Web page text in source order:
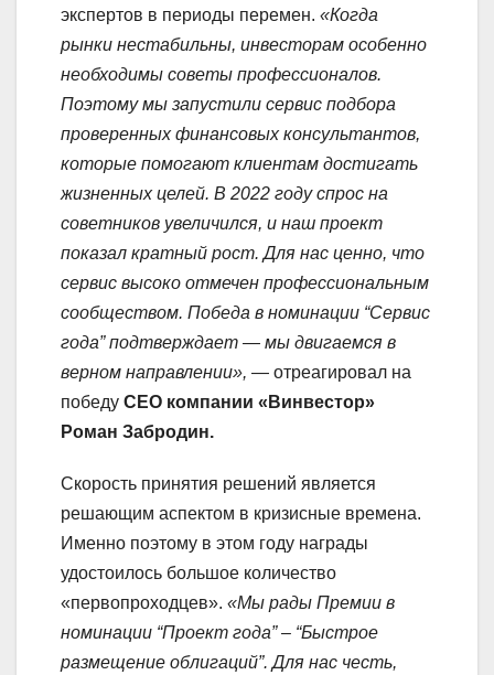
экспертов в периоды перемен. «Когда
рынки нестабильны, инвесторам особенно
необходимы советы профессионалов.
Поэтому мы запустили сервис подбора
проверенных финансовых консультантов,
которые помогают клиентам достигать
жизненных целей. В 2022 году спрос на
советников увеличился, и наш проект
показал кратный рост. Для нас ценно, что
сервис высоко отмечен профессиональным
сообществом. Победа в номинации “Сервис
года” подтверждает — мы двигаемся в
верном направлении», — отреагировал на
победу СЕО компании «Винвестор»
Роман Забродин.
Скорость принятия решений является
решающим аспектом в кризисные времена.
Именно поэтому в этом году награды
удостоилось большое количество
«первопроходцев». «Мы рады Премии в
номинации “Проект года” – “Быстрое
размещение облигаций”. Для нас честь,